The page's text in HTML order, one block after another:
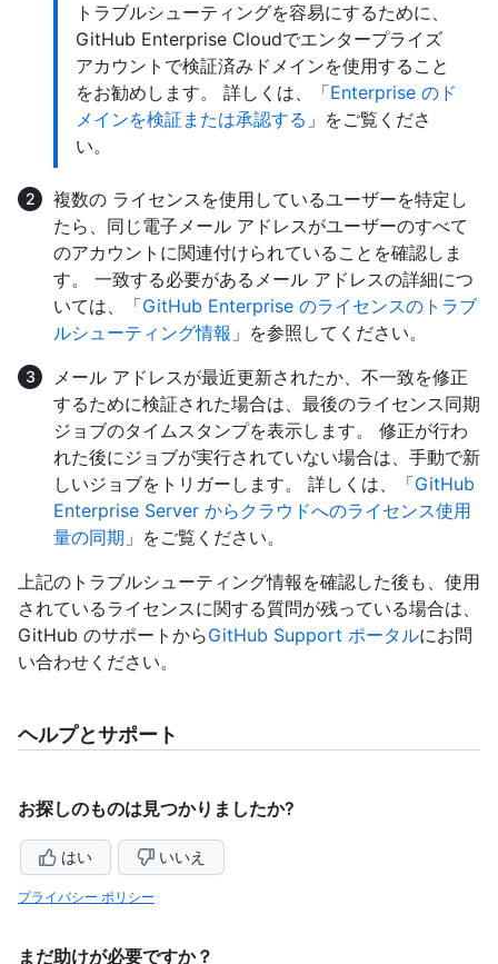
トラブルシューティングを容易にするために、
GitHub Enterprise Cloudでエンタープライズ
アカウントで検証済みドメインを使用すること
をお勧めします。 詳しくは、「Enterprise のド
メインを検証または承認する 」をご覧くださ
い。
複数の ライセンスを使用しているユーザーを特定し
たら、同じ電子メール アドレスがユーザーのすべて
のアカウントに関連付けられていることを確認しま
す。 一致する必要があるメール アドレスの詳細につ
いては、「GitHub Enterprise のライセンスのトラブ
ルシューティング情報 」を参照してください。
メール アドレスが最近更新されたか、不一致を修正
するために検証された場合は、最後のライセンス同期
ジョブのタイムスタンプを表示します。 修正が行わ
れた後にジョブが実行されていない場合は、手動で新
しいジョブをトリガーします。 詳しくは、「GitHub
Enterprise Server からクラウドへのライセンス使用
量の同期 」をご覧ください。
上記のトラブルシューティング情報を確認した後も、使用
されているライセンスに関する質問が残っている場合は、
GitHub のサポートからGitHub Support ポータルにお問
い合わせください。
ヘルプとサポート
お探しのものは見つかりましたか?
はい いいえ
プライバシー ポリシー
まだ助けが必要ですか？